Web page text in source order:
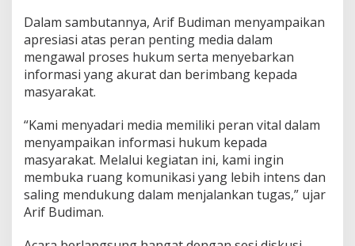
t
T
r
a
n
a
r
a
n
s
i
Dalam sambutannya, Arif Budiman menyampaikan
apresiasi atas peran penting media dalam
mengawal proses hukum serta menyebarkan
informasi yang akurat dan berimbang kepada
masyarakat.
“Kami menyadari media memiliki peran vital dalam
menyampaikan informasi hukum kepada
masyarakat. Melalui kegiatan ini, kami ingin
membuka ruang komunikasi yang lebih intens dan
saling mendukung dalam menjalankan tugas,” ujar
Arif Budiman.